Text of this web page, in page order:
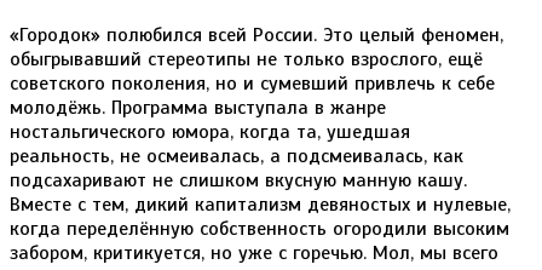
«Городок» полюбился всей России. Это целый феномен,
обыгрывавший стереотипы не только взрослого, ещё
советского поколения, но и сумевший привлечь к себе
молодёжь. Программа выступала в жанре
ностальгического юмора, когда та, ушедшая
реальность, не осмеивалась, а подсмеивалась, как
подсахаривают не слишком вкусную манную кашу.
Вместе с тем, дикий капитализм девяностых и нулевые,
когда переделённую собственность огородили высоким
забором, критикуется, но уже с горечью. Мол, мы всего